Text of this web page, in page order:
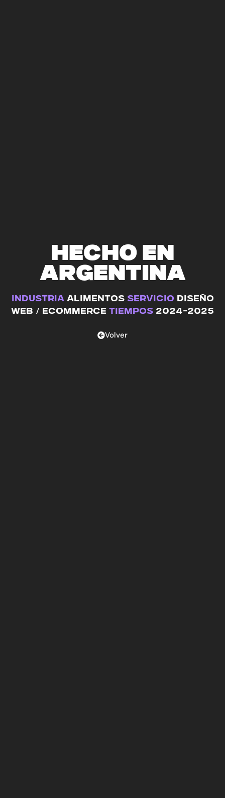
HECHO EN
ARGENTINA
industriaAlimentos SERVICIO
diseño
web / ecommerce TIEMPOS 2024-2025
Volver